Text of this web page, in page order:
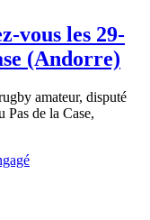
vous les 29-
(Andorre)
amateur, disputé
Pas de la Case,